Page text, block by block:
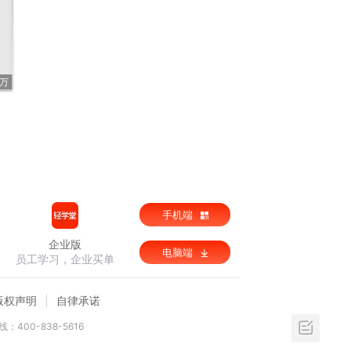
企业版
员工学习，企业买单
手机端
电脑端
权声明 自律承诺
：400-838-5616